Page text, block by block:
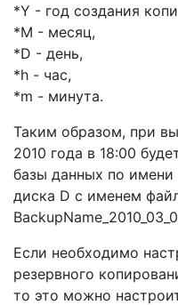
*Y - год создания
*M - месяц,
*D - день,
*h - час,
*m - минута.
Таким образом, при
2010 года в 18:00
базы данных по
диска D с именем
Если необходимо
резервного
то это можно